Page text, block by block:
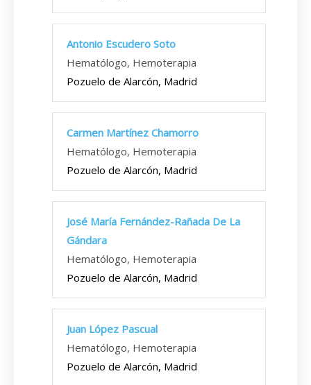
Antonio Escudero Soto
Hematólogo, Hemoterapia
Pozuelo de Alarcón, Madrid
Carmen Martínez Chamorro
Hematólogo, Hemoterapia
Pozuelo de Alarcón, Madrid
José María Fernández-Rañada De La
Gándara
Hematólogo, Hemoterapia
Pozuelo de Alarcón, Madrid
Juan López Pascual
Hematólogo, Hemoterapia
Pozuelo de Alarcón, Madrid